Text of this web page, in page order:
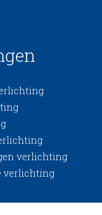
verlichting
verlichting